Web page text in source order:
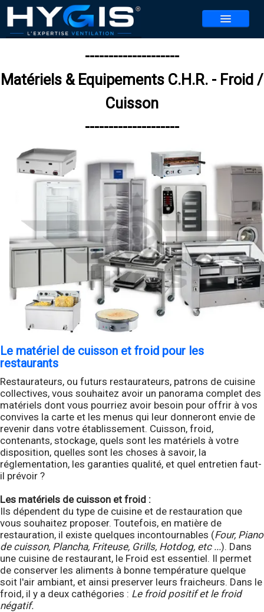
NOS AGENCES
ACTUALITES
BLOG
REJOIGNEZ-NOUS
JEU HYGIS 2026
--------------------
Matériels & Equipements C.H.R. - Froid /
Cuisson
--------------------
Le matériel de cuisson et froid pour les
restaurants
Restaurateurs, ou futurs restaurateurs, patrons de cuisine
collectives, vous souhaitez avoir un panorama complet des
matériels dont vous pourriez avoir besoin pour offrir à vos
convives la carte et les menus qui leur donneront envie de
revenir dans votre établissement. Cuisson, froid,
contenants, stockage, quels sont les matériels à votre
disposition, quelles sont les choses à savoir, la
réglementation, les garanties qualité, et quel entretien faut-
il prévoir ?
Les matériels de cuisson et froid :
Ils dépendent du type de cuisine et de restauration que
vous souhaitez proposer. Toutefois, en matière de
restauration, il existe quelques incontournables (Four, Piano
de cuisson, Plancha, Friteuse, Grills, Hotdog, etc ...). Dans
une cuisine de restaurant, le Froid est essentiel. Il permet
de conserver les aliments à bonne température quelque
soit l'air ambiant, et ainsi preserver leurs fraicheurs. Dans le
froid, il y a deux cathégories : Le froid positif et le froid
négatif.